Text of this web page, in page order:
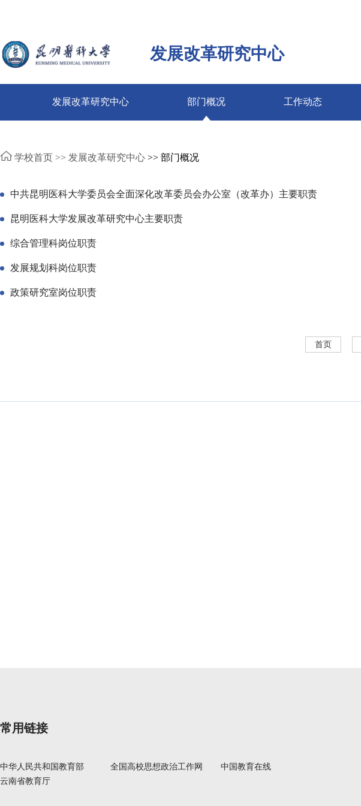
发展改革研究中心
发展改革研究中心 部门概况 工作动态
学校首页 >> 发展改革研究中心 >> 部门概况
中共昆明医科大学委员会全面深化改革委员会办公室（改革办）主要职责
昆明医科大学发展改革研究中心主要职责
综合管理科岗位职责
发展规划科岗位职责
政策研究室岗位职责
首页
常用链接
中华人民共和国教育部 全国高校思想政治工作网
中国教育在线
云南省教育厅